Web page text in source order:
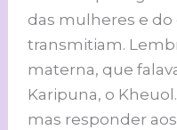
das mulheres e do
transmitiam.
materna, que
Karipuna, o
mas responder